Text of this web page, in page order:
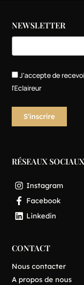
NEWSLETTER
J'accepte de
l'Eclaireur
RÉSEAUX SOCIAUX
Instagram
Facebook
Linkedin
CONTACT
Nous contacter
A propos de nous